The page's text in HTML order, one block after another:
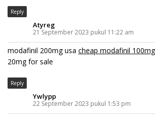
Reply
Atyreg
21 September 2023 pukul 11:22 am
modafinil 200mg usa cheap modafinil 100mg
20mg for sale
Reply
Ywlypp
22 September 2023 pukul 1:53 pm